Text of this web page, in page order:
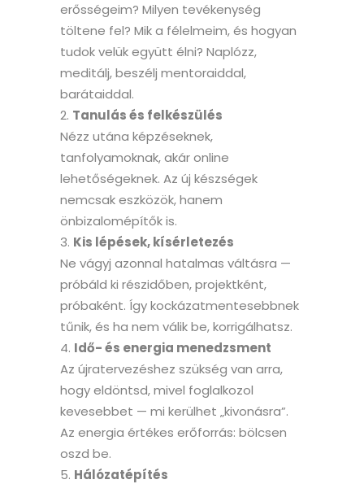
erősségeim? Milyen tevékenység
töltene fel? Mik a félelmeim, és hogyan
tudok velük együtt élni? Naplózz,
meditálj, beszélj mentoraiddal,
barátaiddal.
Tanulás és felkészülés
Nézz utána képzéseknek,
tanfolyamoknak, akár online
lehetőségeknek. Az új készségek
nemcsak eszközök, hanem
önbizalomépítők is.
Kis lépések, kísérletezés
Ne vágyj azonnal hatalmas váltásra —
próbáld ki részidőben, projektként,
próbaként. Így kockázatmentesebbnek
tűnik, és ha nem válik be, korrigálhatsz.
Idő- és energia menedzsment
Az újratervezéshez szükség van arra,
hogy eldöntsd, mivel foglalkozol
kevesebbet — mi kerülhet „kivonásra”.
Az energia értékes erőforrás: bölcsen
oszd be.
Hálózatépítés